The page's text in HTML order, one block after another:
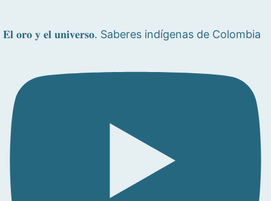
𝐄𝐥 𝐨𝐫𝐨 𝐲 𝐞𝐥 𝐮𝐧𝐢𝐯𝐞𝐫𝐬𝐨. Saberes indígenas de Colombia